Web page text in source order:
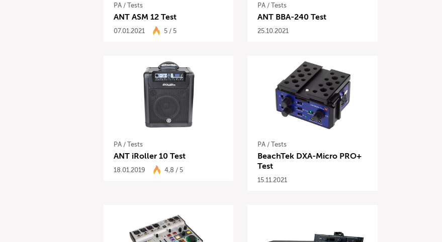
PA/ Tests
ANT ASM 12 Test
07.01.2021 5 / 5
PA /Tests
ANT BBA-240 Test
25.10.2021
PA/ Tests
ANT iRoller 10 Test
18.01.2019 4,8 / 5
PA /Tests
BeachTek DXA-Micro PRO+
Test
15.11.2021